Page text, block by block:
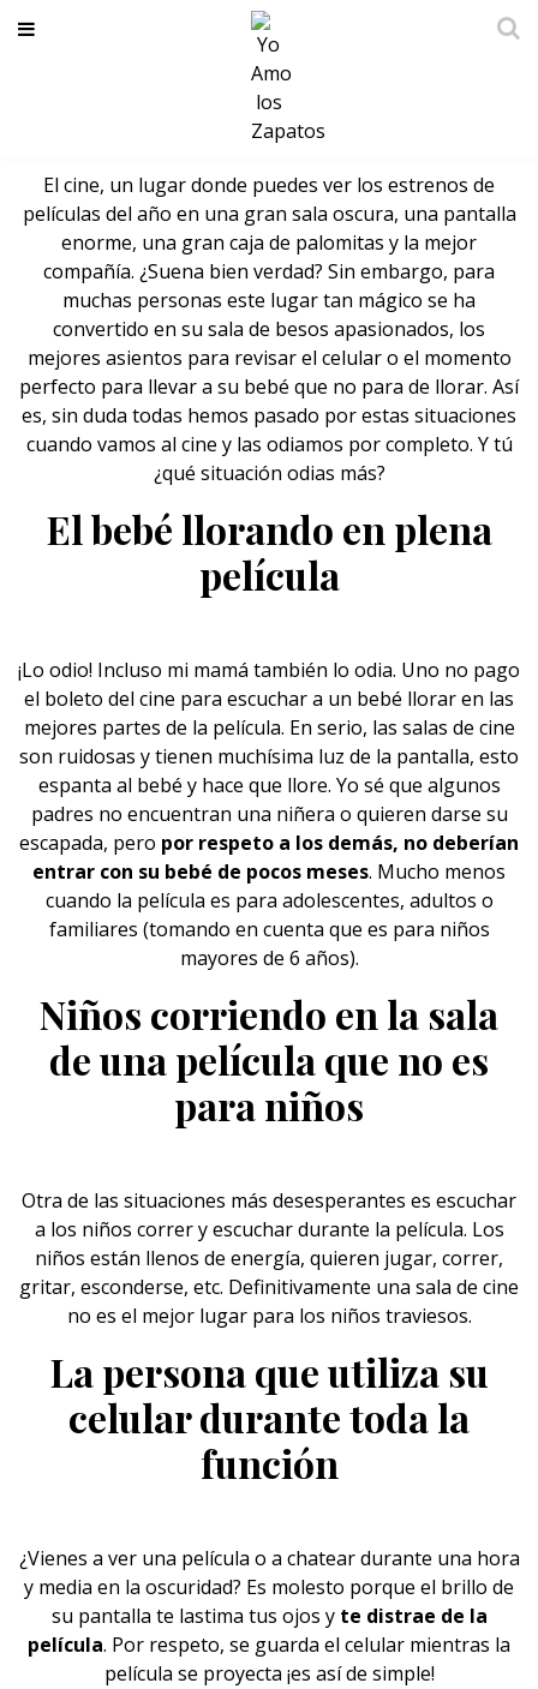
Situaciones que todas odiamos
cuando vamos al cine
El cine, un lugar donde puedes ver los estrenos de
películas del año en una gran sala oscura, una pantalla
enorme, una gran caja de palomitas y la mejor
compañía. ¿Suena bien verdad? Sin embargo, para
muchas personas este lugar tan mágico se ha
convertido en su sala de besos apasionados, los
mejores asientos para revisar el celular o el momento
perfecto para llevar a su bebé que no para de llorar. Así
es, sin duda todas hemos pasado por estas situaciones
cuando vamos al cine y las odiamos por completo. Y tú
¿qué situación odias más?
El bebé llorando en plena
película
¡Lo odio! Incluso mi mamá también lo odia. Uno no pago
el boleto del cine para escuchar a un bebé llorar en las
mejores partes de la película. En serio, las salas de cine
son ruidosas y tienen muchísima luz de la pantalla, esto
espanta al bebé y hace que llore. Yo sé que algunos
padres no encuentran una niñera o quieren darse su
escapada, pero por respeto a los demás, no deberían
entrar con su bebé de pocos meses. Mucho menos
cuando la película es para adolescentes, adultos o
familiares (tomando en cuenta que es para niños
mayores de 6 años).
Niños corriendo en la sala
de una película que no es
para niños
Otra de las situaciones más desesperantes es escuchar
a los niños correr y escuchar durante la película. Los
niños están llenos de energía, quieren jugar, correr,
gritar, esconderse, etc. Definitivamente una sala de cine
no es el mejor lugar para los niños traviesos.
La persona que utiliza su
celular durante toda la
función
¿Vienes a ver una película o a chatear durante una hora
y media en la oscuridad? Es molesto porque el brillo de
su pantalla te lastima tus ojos y te distrae de la
película. Por respeto, se guarda el celular mientras la
película se proyecta ¡es así de simple!